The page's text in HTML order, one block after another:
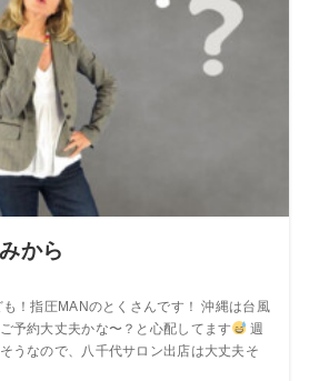
から
！指圧MANのとくさんです！ 沖縄は台風
予約大丈夫かな〜？と心配してます
週
うなので、八千代サロン出店は大丈夫そ